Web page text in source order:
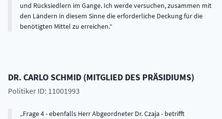
und Rücksiedlern im Gange. Ich werde versuchen, zusammen mit
den Ländern in diesem Sinne die erforderliche Deckung für die
benötigten Mittel zu erreichen.
DR.CARLOSCHMID (MITGLIED DES PRÄSIDIUMS)
Politiker ID: 11001993
Frage 4 - ebenfalls Herr Abgeordneter Dr. Czaja - betrifft